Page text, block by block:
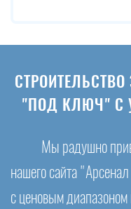
"ПОД КЛЮЧ" С
Мы радушно
нашего сайта
с ценовым